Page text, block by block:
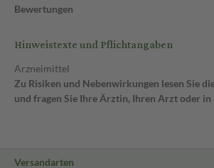
Bewertungen
Hinweistexte und Pflichtangaben
Arzneimittel
Zu Risiken und Nebenwirkungen lesen Sie
und fragen Sie Ihre Ärztin, Ihren Arzt oder
Versandarten